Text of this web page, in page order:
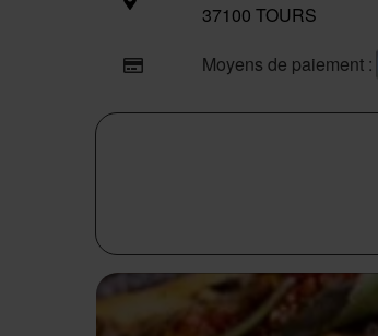
37100 TOURS
Moyens de paiement :